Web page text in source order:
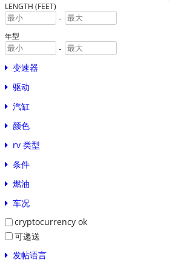
LENGTH (FEET)
-
年型
-
变速器
驱动
汽缸
颜色
rv 类型
条件
燃油
车况
cryptocurrency ok
可递送
发帖语言